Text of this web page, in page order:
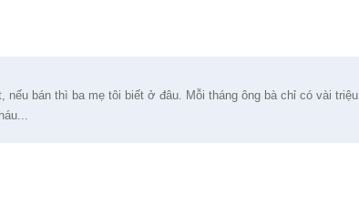
nếu bán thì ba mẹ tôi biết ở đâu. Mỗi tháng ông bà chỉ có vài triệu